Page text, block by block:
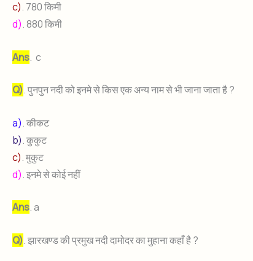
c). 780 किमी
d). 880 किमी
Ans. c
Q). पुनपुन नदी को इनमे से किस एक अन्य नाम से भी जाना जाता है ?
a). कीकट
b). कुकुट
c). मुकुट
d). इनमे से कोई नहीं
Ans. a
Q). झारखण्ड की प्रमुख नदी दामोदर का मुहाना कहाँ है ?